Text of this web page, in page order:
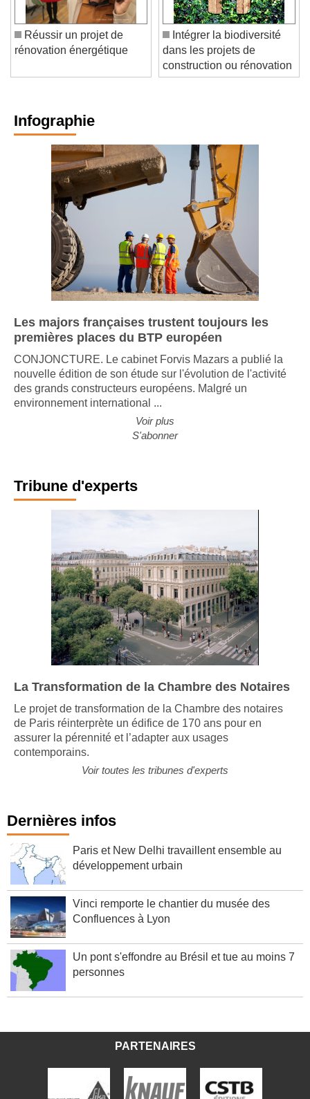
Réussir un projet de
Intégrer la biodiversité
dans les projets de
construction ou rénovation
Infographie
Les majors françaises trustent toujours les
premières places du BTP européen
CONJONCTURE. Le cabinet Forvis Mazars a publié la
nouvelle édition de son étude sur l'évolution de l'activité
des grands constructeurs européens. Malgré un
Voir plus
Tribune d'experts
Le projet de transformation de la Chambre des notaires
de Paris réinterprète un édifice de 170 ans pour en
assurer la pérennité et l’adapter aux usages
Dernières infos
Paris et New Delhi travaillent ensemble au
Vinci remporte le chantier du musée des
Un pont s'effondre au Brésil et tue au moins 7